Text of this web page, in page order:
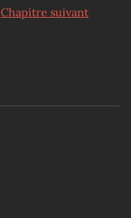
Chapitre suivant